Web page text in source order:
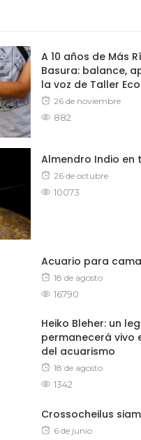
A 10 años de Más
Basura: balance,
la voz de Taller
Posted
on
26 de noviembre
882
Almendro Indio en
Posted
on
26 de octubre
10073
Acuario para
Posted
on
18 de agosto
16790
Heiko Bleher: un
permanecerá vivo
del acuarismo
Posted
on
18 de agosto
1342
Crossocheilus
Posted
6 de junio